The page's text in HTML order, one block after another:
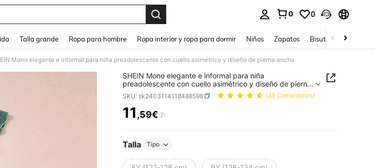
0 0
Talla grande Ropa para hombre Ropa interior y ropa para dormir Niños Zapatos Bisutería Y
Mono elegante e informal para niña preadolescente con cuello asimétrico y diseño de pierna ancha
SHEIN Mono elegante e informal para niña
preadolescente con cuello asimétrico y diseño de pierna
ancha
SKU: sk2403114118488598 (40 Comentarios)
PRICE AND AVAILABILITY
11,59€
Talla Tipo